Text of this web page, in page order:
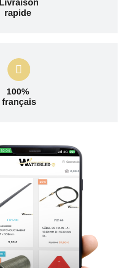
Livraison
rapide
100%
français